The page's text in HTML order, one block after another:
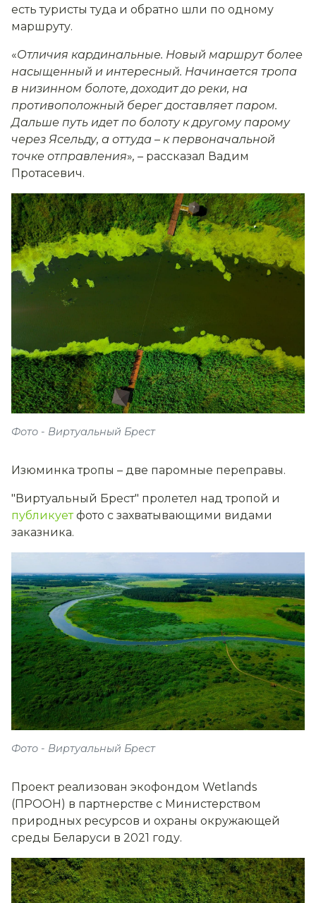
есть туристы туда и обратно шли по одному
маршруту.
«Отличия кардинальные. Новый маршрут более
насыщенный и интересный. Начинается тропа
в низинном болоте, доходит до реки, на
противоположный берег доставляет паром.
Дальше путь идет по болоту к другому парому
через Ясельду, а оттуда – к первоначальной
точке отправления», – рассказал Вадим
Протасевич.
Фото - Виртуальный Брест
Изюминка тропы – две паромные переправы.
"Виртуальный Брест" пролетел над тропой и
публикуетфото с захватывающими видами
заказника.
Фото - Виртуальный Брест
Проект реализован экофондом Wetlands
(ПРООН) в партнерстве с Министерством
природных ресурсов и охраны окружающей
среды Беларуси в 2021 году.